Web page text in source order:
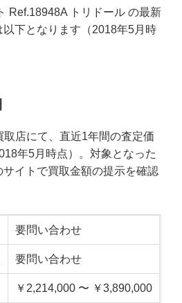
Ref.18948A トリドール の最新
下となります（2018年5月時
店にて、直近1年間の査定価
年5月時点）。対象となった
イトで買取金額の提示を確認
要問い合わせ
要問い合わせ
￥2,214,000 〜 ￥3,890,000